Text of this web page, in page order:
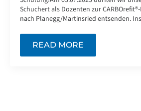
Schuchert als Dozenten zur
nach Planegg/Martinsried entsenden.
READ MORE